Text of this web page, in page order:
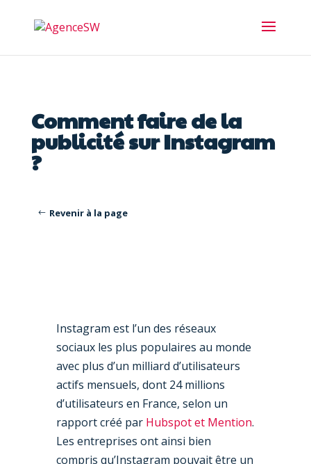
Comment faire de la
publicité sur Instagram
?
Revenir à la page
Instagram est l’un des réseaux
sociaux les plus populaires au monde
avec plus d’un milliard d’utilisateurs
actifs mensuels, dont 24 millions
d’utilisateurs en France, selon un
rapport créé par Hubspot et Mention.
Les entreprises ont ainsi bien
compris qu’Instagram pouvait être un